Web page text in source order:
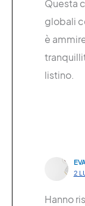
Questa
globali
è
listino.
2
Hanno